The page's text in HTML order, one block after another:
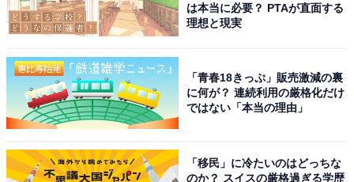
いられない作品です。（ちなみに、ジョナサンは自身の
成功を知ることなく『RENT』の開幕直前に急逝）
は本当に必要？ PTAが直面する
理想と現実
「青春18きっぷ」販売激減の裏
に何が？ 連続利用の厳格化だけ
ではない「本当の理由」
「移民」に冷たいのはどっちな
のか？ スイスの厳格過ぎる学歴